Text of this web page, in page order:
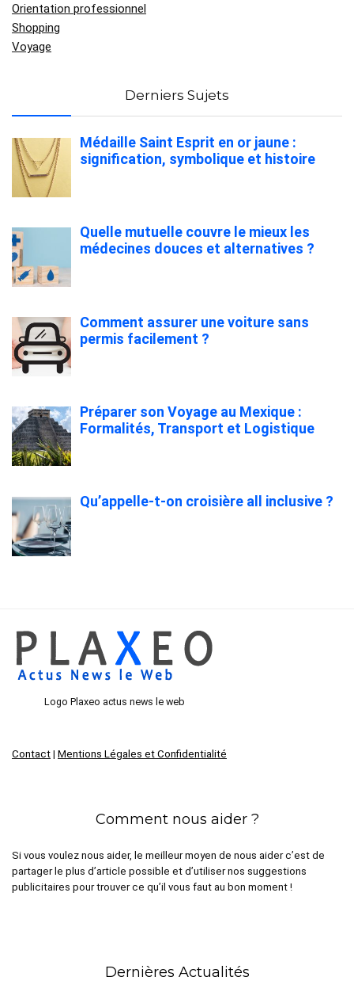
Orientation professionnel
Shopping
Voyage
Derniers Sujets
Médaille Saint Esprit en or jaune :
signification, symbolique et histoire
Quelle mutuelle couvre le mieux les
médecines douces et alternatives ?
Comment assurer une voiture sans
permis facilement ?
Préparer son Voyage au Mexique :
Formalités, Transport et Logistique
Qu’appelle-t-on croisière all inclusive ?
Logo Plaxeo actus news le web
Contact | Mentions Légales et Confidentialité
Comment nous aider ?
Si vous voulez nous aider, le meilleur moyen de nous aider c’est de
partager le plus d’article possible et d’utiliser nos suggestions
publicitaires pour trouver ce qu’il vous faut au bon moment !
Dernières Actualités